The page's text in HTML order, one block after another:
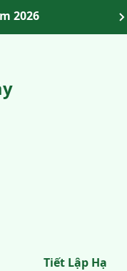
2026
Tiết Lập Hạ